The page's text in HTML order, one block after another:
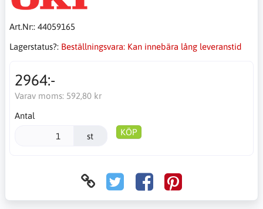
Art.Nr:: 44059165
Lagerstatus?: Beställningsvara: Kan innebära lång leveranstid
2964:-
Varav moms: 592,80 kr
Antal
st KÖP